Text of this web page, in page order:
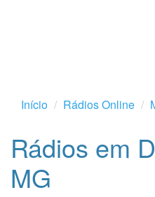
Início Rádios Online
Rádios em
MG